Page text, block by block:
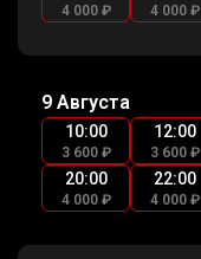
4 000 ₽ 4 000 ₽
9 Августа
10:00
3 600 ₽
12:00
3 600 ₽
20:00
4 000 ₽
22:00
4 000 ₽